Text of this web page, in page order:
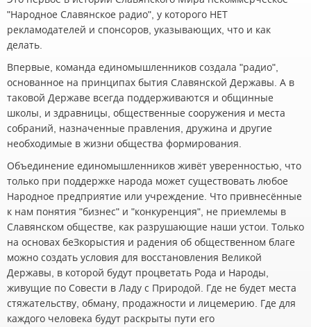
"Народное Славянское радио", у которого НЕТ
рекламодателей и спонсоров, указывающих, что и как
делать.
Впервые, команда единомышленников создала "радио",
основанное на принципах бытия Славянской Державы. А в
таковой Державе всегда поддерживаются и общинные
школы, и здравницы, общественные сооружения и места
собраний, назначенные правления, дружина и другие
необходимые в жизни общества формирования.
Объединение единомышленников живёт уверенностью, что
только при поддержке народа может существовать любое
Народное предприятие или учреждение. Что привнесённые
к нам понятия "бизнес" и "конкуренция", не приемлемы в
Славянском обществе, как разрушающие наши устои. Только
на основах беЗкорыстия и радения об общественном благе
можно создать условия для восстановления Великой
Державы, в которой будут процветать Рода и Народы,
живущие по Совести в Ладу с Природой. Где не будет места
стяжательству, обману, продажности и лицемерию. Где для
каждого человека будут раскрыты пути его